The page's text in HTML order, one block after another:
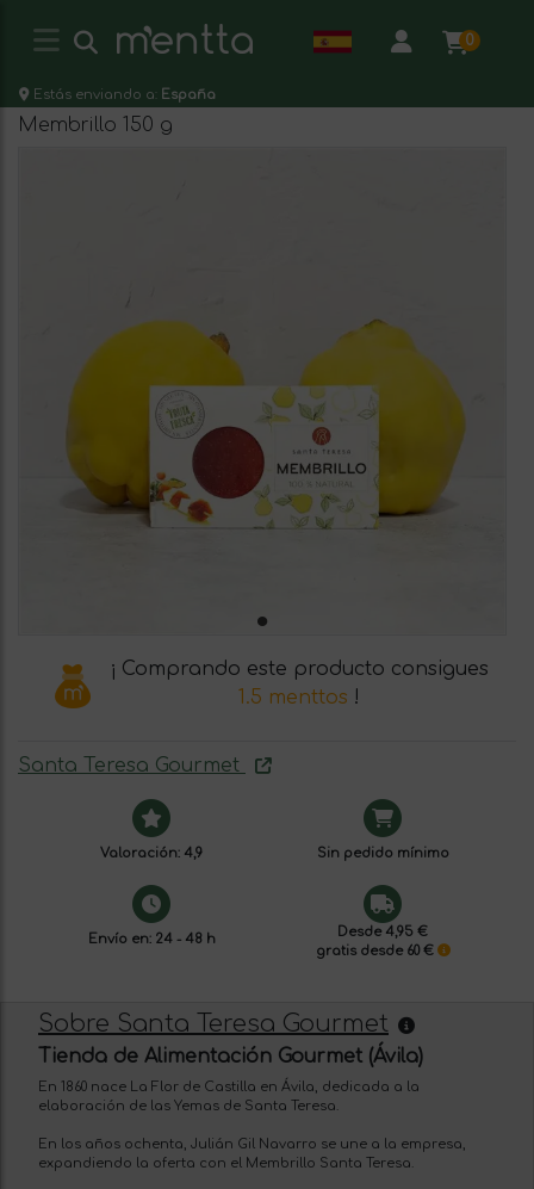
0
Estás enviando a: España
Membrillo 150 g
¡ Comprando este producto consigues
1.5 menttos !
Santa Teresa Gourmet
Valoración: 4,9 Sin pedido mínimo
Envío en: 24 - 48 h
Desde 4,95 €
gratis desde 60 €
Sobre Santa Teresa Gourmet
Tienda de Alimentación Gourmet (Ávila)
En 1860 nace La Flor de Castilla en Ávila, dedicada a la
elaboración de las Yemas de Santa Teresa.
En los años ochenta, Julián Gil Navarro se une a la empresa,
expandiendo la oferta con el Membrillo Santa Teresa.